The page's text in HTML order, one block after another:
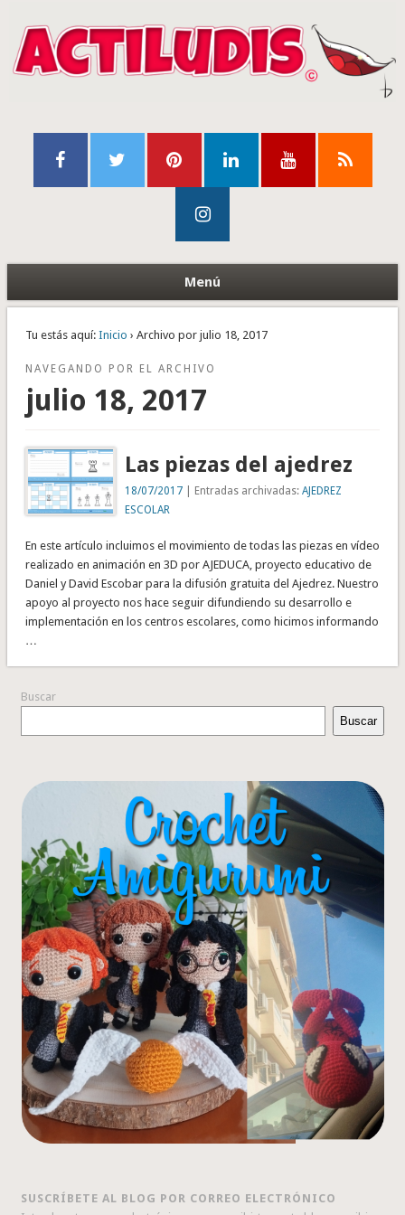
Menú
Tu estás aquí: Inicio › Archivo por julio 18, 2017
NAVEGANDO POR EL ARCHIVO
julio 18, 2017
Las piezas del ajedrez
18/07/2017 | Entradas archivadas:AJEDREZ
ESCOLAR
En este artículo incluimos el movimiento de todas las piezas en vídeo
realizado en animación en 3D por AJEDUCA, proyecto educativo de
Daniel y David Escobar para la difusión gratuita del Ajedrez. Nuestro
apoyo al proyecto nos hace seguir difundiendo su desarrollo e
implementación en los centros escolares, como hicimos informando
…
Buscar
Buscar
SUSCRÍBETE AL BLOG POR CORREO ELECTRÓNICO